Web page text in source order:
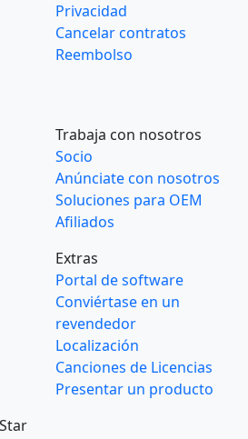
Privacidad
Cancelar contratos
Reembolso
Trabaja con nosotros
Socio
Anúnciate con nosotros
Soluciones para OEM
Afiliados
Extras
Portal de software
Conviértase en un
revendedor
Localización
Canciones de Licencias
Presentar un producto